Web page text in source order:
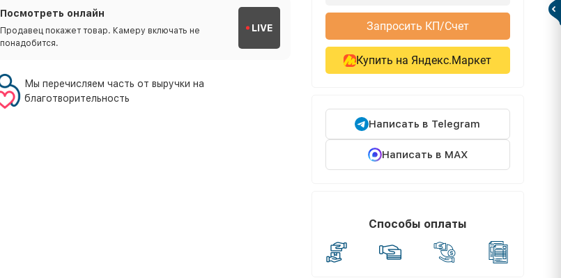
Посмотреть онлайн
Продавец покажет товар. Камеру включать не
понадобится.
LIVE
Мы перечисляем часть от выручки на
благотворительность
Запросить КП/Счет
Купить на Яндекс.Маркет
Написать в Telegram
Написать в MAX
Способы оплаты